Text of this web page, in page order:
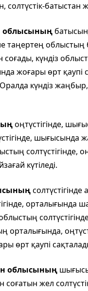
батыстан
облысының
таңертең облыстың
соғады, күндіз
жоғары өрт
Оралда күндіз
оңтүстігінде,
шығысында
солтүстігінде,
күтіледі.
орталығында
орталығында,
өрт қаупі
облысының
соғатын жел